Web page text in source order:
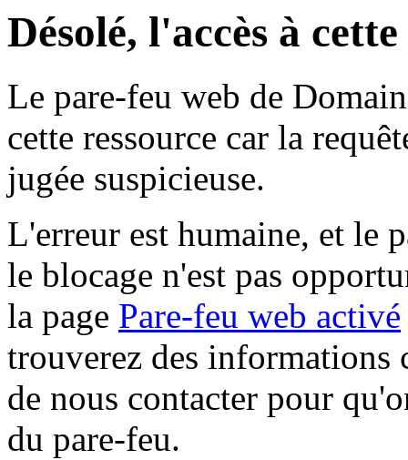
Désolé, l'accès à
Le pare-feu web de
cette ressource car la
jugée suspicieuse.
L'erreur est humaine, et le
le blocage n'est pas
la page Pare-feu web activé
trouverez des informations
de nous contacter pour
du pare-feu.